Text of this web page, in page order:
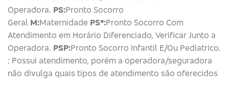
Operadora. PS:Pronto Socorro
Geral M:Maternidade PS*:Pronto Socorro Com
Atendimento em Horário Diferenciado, Verificar Junto a
Operadora. PSP:Pronto Socorro Infantil E/Ou Pediatrico.
: Possui atendimento, porém a operadora/seguradora
não divulga quais tipos de atendimento são oferecidos